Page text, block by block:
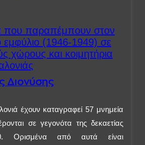
που παραπέμπουν στον
εμφύλιο (1946-1949) σε
χώρους και κοιμητήρια
Διονύσης
έχουν καταγραφεί 57 μνημεία
σε γεγονότα της δεκαετίας
Ορισμένα από αυτά είναι